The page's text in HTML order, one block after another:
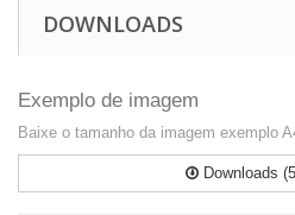
DOWNLOADS
Exemplo de imagem
Baixe o tamanho da imagem exemplo
Downloads